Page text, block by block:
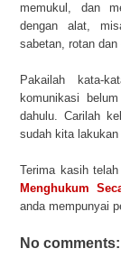
memukul, dan
dengan alat,
sabetan, rotan dan
Pakailah kata-
komunikasi
dahulu. Carilah
sudah kita
Terima kasih
Menghukum
anda mempunyai
No comments: